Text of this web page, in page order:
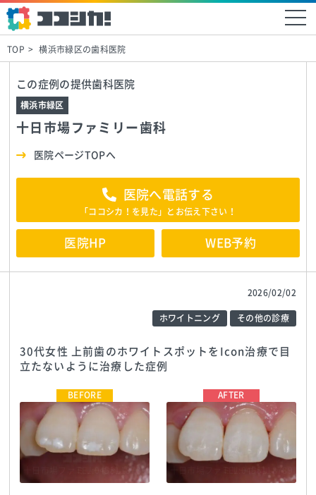
TOP 横浜市緑区の歯科医院
この症例の提供歯科医院
十日市場ファミリー歯科
横浜市緑区
医院ページTOPへ
医院へ電話する
「ココシカ！を見た」とお伝え下さい！
医院HP WEB予約
ホワイトニング その他の診療
2026/02/02
30代女性 上前歯のホワイトスポットをIcon治療で目
立たないように治療した症例
TEL:0455118789 十日市場ファミリー歯科
TEL:0455118789